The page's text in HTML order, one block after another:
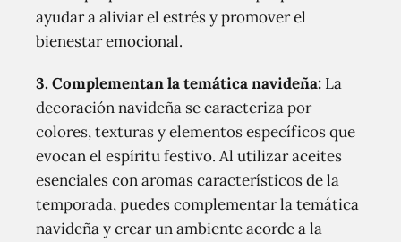
ayudar a aliviar el estrés y promover el
bienestar emocional.
3. Complementan la temática navideña: La
decoración navideña se caracteriza por
colores, texturas y elementos específicos que
evocan el espíritu festivo. Al utilizar aceites
esenciales con aromas característicos de la
temporada, puedes complementar la temática
navideña y crear un ambiente acorde a la